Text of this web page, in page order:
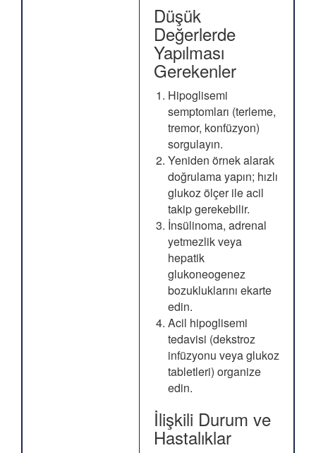
Düşük
Değerlerde
Yapılması
Gerekenler
Hipoglisemi
semptomları (terleme,
tremor, konfüzyon)
sorgulayın.
Yeniden örnek alarak
doğrulama yapın; hızlı
glukoz ölçer ile acil
takip gerekebilir.
İnsülinoma, adrenal
yetmezlik veya
hepatik
glukoneogenez
bozukluklarını ekarte
edin.
Acil hipoglisemi
tedavisi (dekstroz
infüzyonu veya glukoz
tabletleri) organize
edin.
İlişkili Durum ve
Hastalıklar